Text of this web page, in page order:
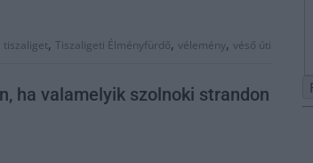
tiszaliget, Tiszaligeti Élményfürdő, vélemény, véső úti
ha valamelyik szolnoki strandon